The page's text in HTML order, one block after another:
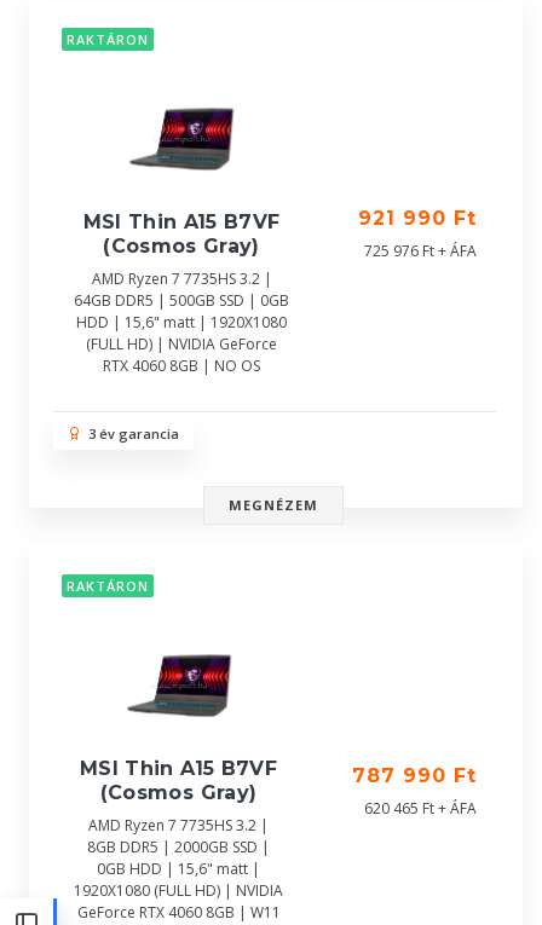
RAKTÁRON
MSI Thin A15 B7VF
(Cosmos Gray)
AMD Ryzen 7 7735HS 3.2 |
64GB DDR5 | 500GB SSD | 0GB
HDD | 15,6" matt | 1920X1080
(FULL HD) | NVIDIA GeForce
RTX 4060 8GB | NO OS
921 990 Ft
725 976 Ft + ÁFA
3 év garancia
MEGNÉZEM
RAKTÁRON
MSI Thin A15 B7VF
(Cosmos Gray)
AMD Ryzen 7 7735HS 3.2 |
8GB DDR5 | 2000GB SSD |
0GB HDD | 15,6" matt |
1920X1080 (FULL HD) | NVIDIA
GeForce RTX 4060 8GB | W11
787 990 Ft
620 465 Ft + ÁFA